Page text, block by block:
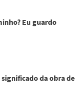
Eu guardo
da obra de